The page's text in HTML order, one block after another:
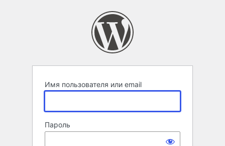
Имя пользователя или email
Пароль